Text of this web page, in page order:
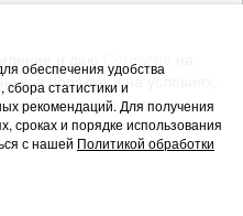
и даю Согласие
в порядке и на условиях,
данных
обеспечения удобства
статистики и
рекомендаций. Для получения
сроках и порядке использования
с нашей Политикой обработки